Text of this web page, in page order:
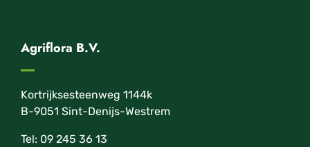
Agriflora B.V.
Kortrijksesteenweg 1144k
B-9051 Sint-Denijs-Westrem
Tel: 09 245 36 13